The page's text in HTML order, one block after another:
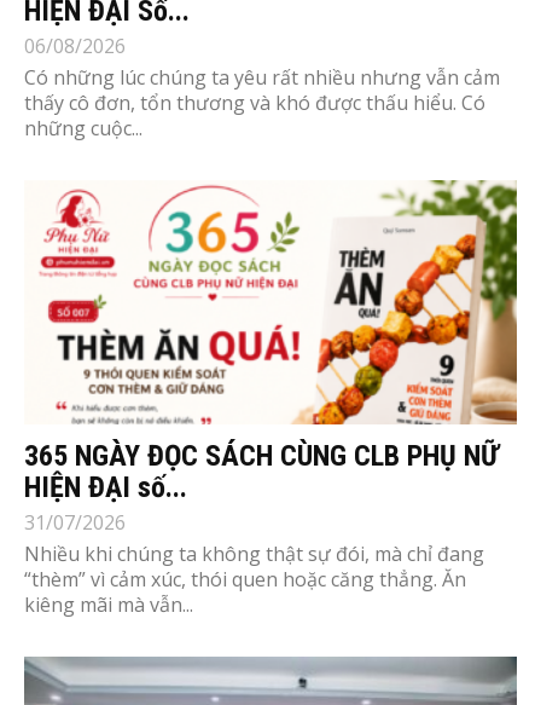
HIỆN ĐẠI Số...
06/08/2026
Có những lúc chúng ta yêu rất nhiều nhưng vẫn cảm
thấy cô đơn, tổn thương và khó được thấu hiểu. Có
những cuộc...
365 NGÀY ĐỌC SÁCH CÙNG CLB PHỤ NỮ
HIỆN ĐẠI số...
31/07/2026
Nhiều khi chúng ta không thật sự đói, mà chỉ đang
“thèm” vì cảm xúc, thói quen hoặc căng thẳng. Ăn
kiêng mãi mà vẫn...